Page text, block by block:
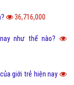
36,716,000
như thế nào?
giới trẻ hiện nay